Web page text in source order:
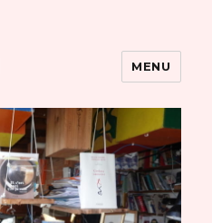
MENU